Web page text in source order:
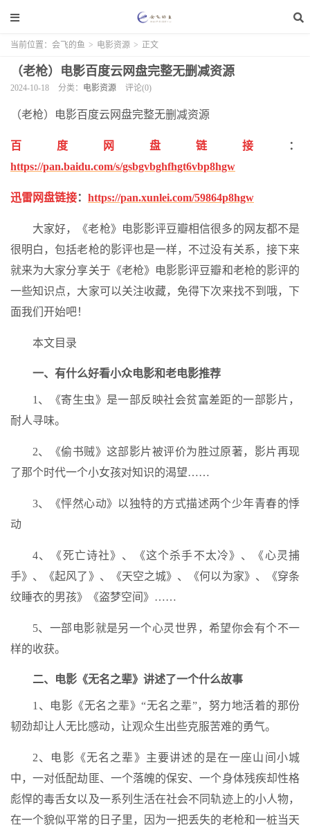
当前位置： 会飞的鱼 > 电影资源 > 正文
（老枪）电影百度云网盘完整无删减资源
2024-10-18 分类： 电影资源 评论(0)
（老枪）电影百度云网盘完整无删减资源
百度网盘链接
：
https://pan.baidu.com/s/gsbgvbghfhgt6vbp8hgw
迅雷网盘链接： https://pan.xunlei.com/59864p8hgw
大家好，《老枪》电影影评豆瓣相信很多的网友都不是
很明白，包括老枪的影评也是一样，不过没有关系，接下来
就来为大家分享关于《老枪》电影影评豆瓣和老枪的影评的
一些知识点，大家可以关注收藏，免得下次来找不到哦，下
面我们开始吧！
本文目录
一、有什么好看小众电影和老电影推荐
1、《寄生虫》是一部反映社会贫富差距的一部影片，
耐人寻味。
2、《偷书贼》这部影片被评价为胜过原著，影片再现
了那个时代一个小女孩对知识的渴望……
3、《怦然心动》以独特的方式描述两个少年青春的悸
动
4、《死亡诗社》、《这个杀手不太冷》、《心灵捕
手》、《起风了》、《天空之城》、《何以为家》、《穿条
纹睡衣的男孩》《盗梦空间》……
5、一部电影就是另一个心灵世界，希望你会有个不一
样的收获。
二、电影《无名之辈》讲述了一个什么故事
1、电影《无名之辈》“无名之辈”，努力地活着的那份
韧劲却让人无比感动，让观众生出些克服苦难的勇气。
2、电影《无名之辈》主要讲述的是在一座山间小城
中，一对低配劫匪、一个落魄的保安、一个身体残疾却性格
彪悍的毒舌女以及一系列生活在社会不同轨迹上的小人物，
在一个貌似平常的日子里，因为一把丢失的老枪和一桩当天